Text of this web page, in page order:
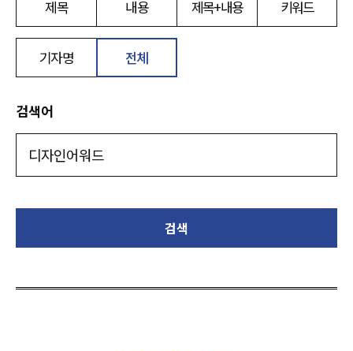
제목 내용 제목+내용 키워드
기자명 전체
검색어
검색